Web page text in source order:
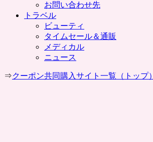
お問い合わせ先
トラベル
ビューティ
タイムセール＆通販
メディカル
ニュース
⇒クーポン共同購入サイト一覧（トップ）